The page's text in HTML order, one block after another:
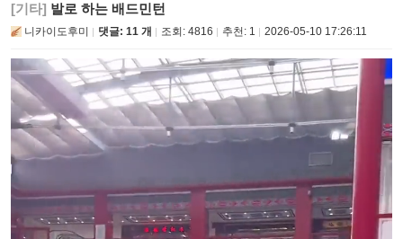
[기타] 발로 하는 배드민턴
니카이도후미 댓글: 11 개 조회: 4816 추천: 1 2026-05-10 17:26:11